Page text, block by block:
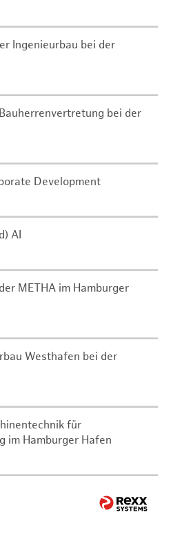
Ingenieurbau bei der
bei der
Development
AI
METHA im Hamburger
Westhafen bei der
für
im Hamburger Hafen